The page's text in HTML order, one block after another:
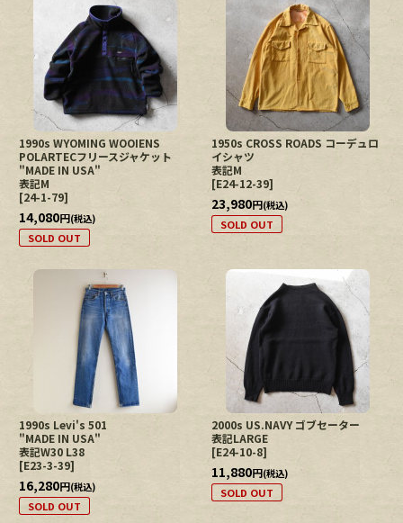
1990s WYOMING WOOIENS
POLARTECフリースジャケット
"MADE IN USA"
表記M
[24-1-79]
14,080円(税込)
SOLD OUT
1950s CROSS ROADS コーデュロ
イシャツ
表記M
[E24-12-39]
23,980円(税込)
SOLD OUT
1990s Levi's 501
"MADE IN USA"
表記W30 L38
[E23-3-39]
16,280円(税込)
SOLD OUT
2000s US.NAVY ゴブセーター
表記LARGE
[E24-10-8]
11,880円(税込)
SOLD OUT